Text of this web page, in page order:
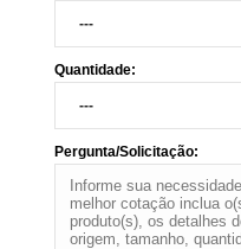
Quantidade:
Pergunta/Solicitação: